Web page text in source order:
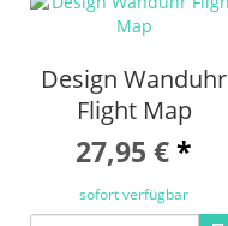
Design Wanduhr
Flight Map
27,95 €*
sofort verfügbar